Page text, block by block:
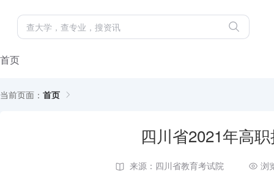
首页
当前页面： 首页
四川省2021年高
来源：四川省教育考试院 浏